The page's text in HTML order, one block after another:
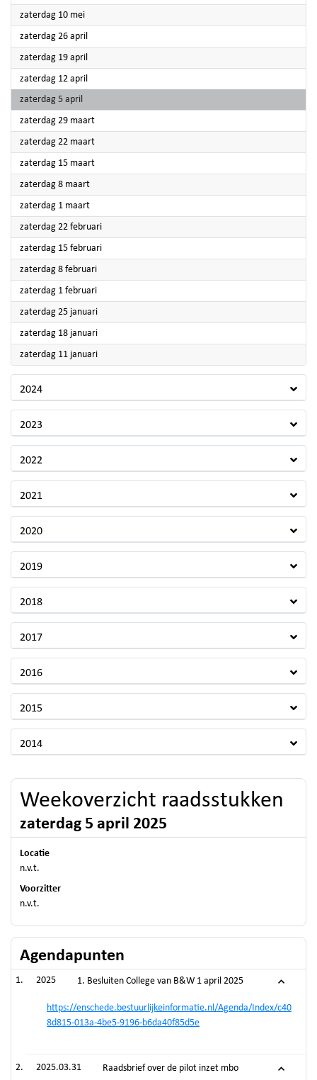
zaterdag 10 mei2025
zaterdag 26 april
zaterdag 19 april
zaterdag 12 april
zaterdag 5 april
zaterdag 29 maart2025
zaterdag 22 maart2025
zaterdag 15 maart2025
zaterdag 8 maart2025
zaterdag 1 maart2025
zaterdag 22 februari2025
zaterdag 15 februari2025
zaterdag 8 februari2025
zaterdag 1 februari2025
zaterdag 25 januari2025
zaterdag 18 januari2025
zaterdag 11 januari2025
2024
2023
2022
2021
2020
2019
2018
2017
2016
2015
2014
Weekoverzicht raadsstukken
zaterdag 5 april 2025
Locatie
n.v.t.
Voorzitter
n.v.t.
Agendapunten
2025 1. Besluiten College van B&W 1 april 2025
https://enschede.bestuurlijkeinformatie.nl/Agenda/Index/c40
8d815-013a-4be5-9196-b6da40f85d5e
2025.03.31 Raadsbrief over de pilot inzet mbo